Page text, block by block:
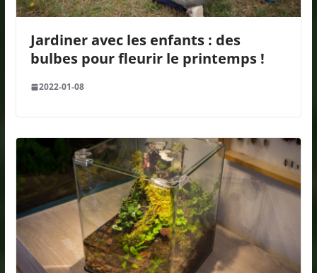
Jardiner avec les enfants : des
bulbes pour fleurir le printemps !
2022-01-08